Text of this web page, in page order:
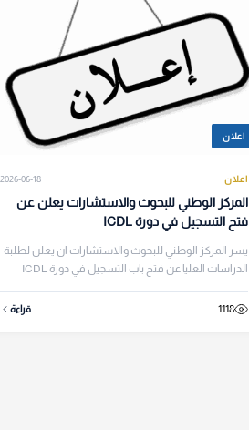
اعلان
اعلان 2026-06-18
المركز الوطني للبحوث والاستشارات يعلن عن
فتح التسجيل في دورة ICDL
يسر المركز الوطني للبحوث والاستشارات ان يعلن لطلبة
الدراسات العليا عن فتح باب التسجيل في دورة ICDL
1118
قراءة